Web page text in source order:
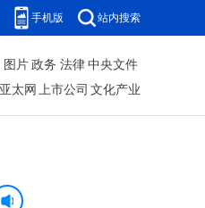
手机版 站内搜索
图片 政务 法律 中央文件
亚太网 上市公司 文化产业